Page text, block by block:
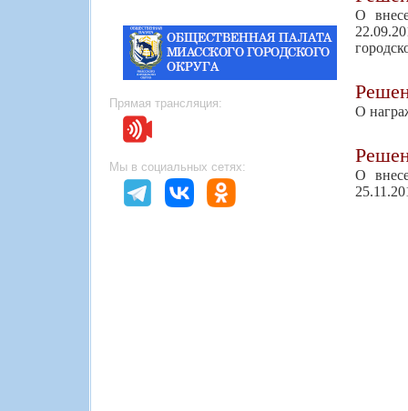
Прямая трансляция:
Мы в социальных сетях:
О
О
О